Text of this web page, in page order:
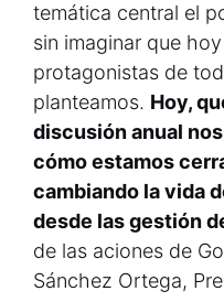
temática central el
sin imaginar que
protagonistas de
planteamos. Hoy,
discusión anual
cómo estamos
cambiando la vida
desde las gestión
de las aciones de
Sánchez Ortega,